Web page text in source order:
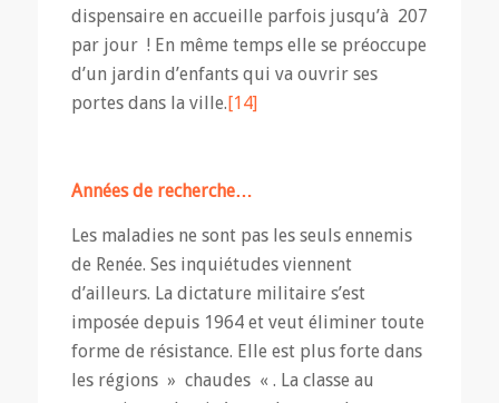
dispensaire en accueille parfois jusqu’à 207
par jour ! En même temps elle se préoccupe
d’un jardin d’enfants qui va ouvrir ses
portes dans la ville.[14]
Années de recherche…
Les maladies ne sont pas les seuls ennemis
de Renée. Ses inquiétudes viennent
d’ailleurs. La dictature militaire s’est
imposée depuis 1964 et veut éliminer toute
forme de résistance. Elle est plus forte dans
les régions » chaudes « . La classe au